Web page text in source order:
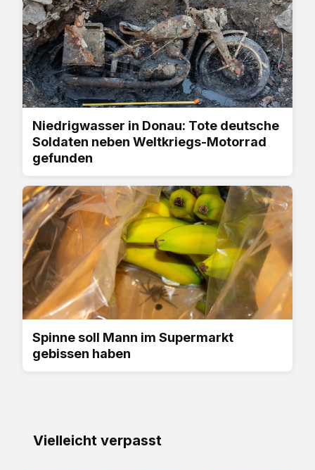
Niedrigwasser in Donau: Tote deutsche
Soldaten neben Weltkriegs-Motorrad
gefunden
Spinne soll Mann im Supermarkt
gebissen haben
Vielleicht verpasst